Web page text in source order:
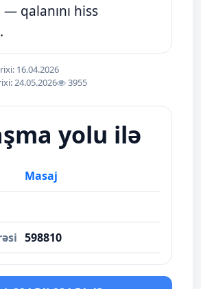
— qalanını hiss
16.04.2026
24.05.2026
3955
yolu ilə
Masaj
598810